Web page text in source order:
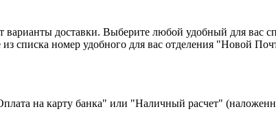
варианты доставки. Выберите любой удобный для вас
номер удобного для вас отделения "Новой
на карту банка" или "Наличный расчет"